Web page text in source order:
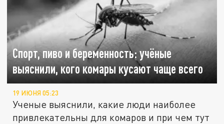
Спорт, пиво и беременность: учёные
выяснили, кого комары кусают чаще всего
19 ИЮНЯ 05:23
Ученые выяснили, какие люди наиболее
привлекательны для комаров и при чем тут